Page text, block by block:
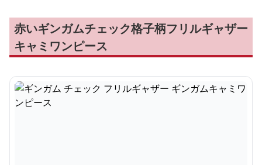
赤いギンガムチェック格子柄フリルギャザー
キャミワンピース